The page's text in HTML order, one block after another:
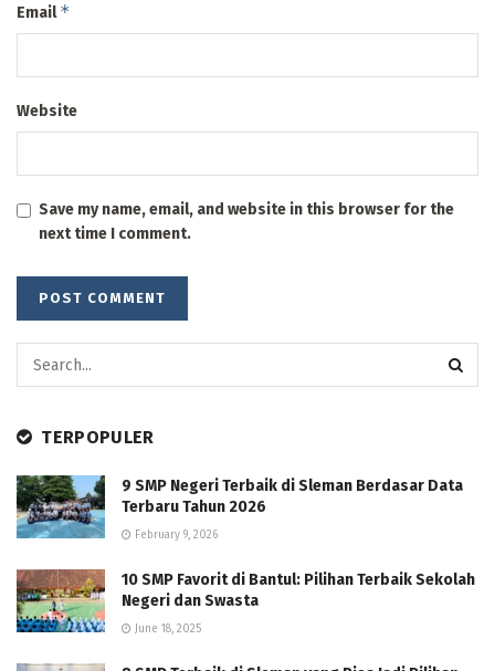
Email*
Website
Save my name, email, and website in this browser for the
next time I comment.
TERPOPULER
9 SMP Negeri Terbaik di Sleman Berdasar Data
Terbaru Tahun 2026
February 9, 2026
10 SMP Favorit di Bantul: Pilihan Terbaik Sekolah
Negeri dan Swasta
June 18, 2025